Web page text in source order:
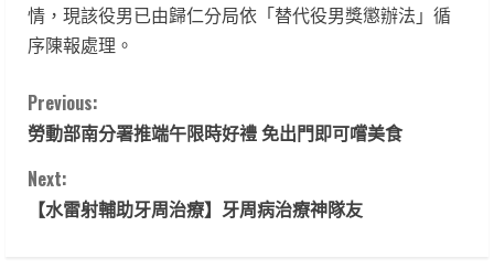
情，現該役男已由歸仁分局依「替代役男獎懲辦法」循
序陳報處理。
C
o
n
Previous:
勞動部南分署推端午限時好禮 免出門即可嚐美食
Next:
【水雷射輔助牙周治療】牙周病治療神隊友